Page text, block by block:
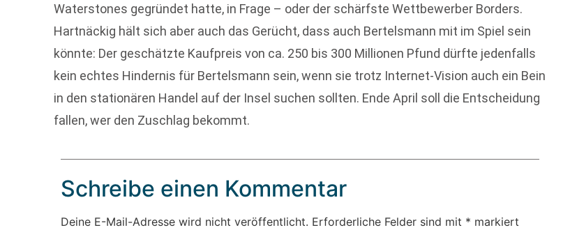
Waterstones gegründet hatte, in Frage – oder der schärfste Wettbewerber Borders.
Hartnäckig hält sich aber auch das Gerücht, dass auch Bertelsmann mit im Spiel sein
könnte: Der geschätzte Kaufpreis von ca. 250 bis 300 Millionen Pfund dürfte jedenfalls
kein echtes Hindernis für Bertelsmann sein, wenn sie trotz Internet-Vision auch ein Bein
in den stationären Handel auf der Insel suchen sollten. Ende April soll die Entscheidung
fallen, wer den Zuschlag bekommt.
Schreibe einen Kommentar
Deine E-Mail-Adresse wird nicht veröffentlicht. Erforderliche Felder sind mit * markiert